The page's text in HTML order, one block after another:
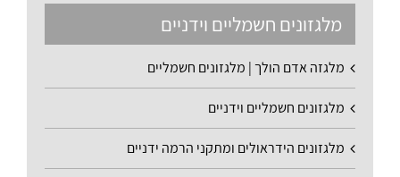
מלגזונים חשמליים וידניים
מלגזה אדם הולך | מלגזונים חשמליים
מלגזונים חשמליים וידניים
מלגזונים הידראולים ומתקני הרמה ידניים